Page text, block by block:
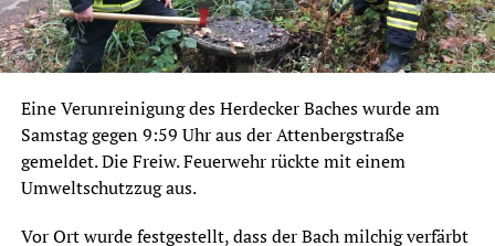
Eine Verunreinigung des Herdecker Baches wurde am
Samstag gegen 9:59 Uhr aus der Attenbergstraße
gemeldet. Die Freiw. Feuerwehr rückte mit einem
Umweltschutzzug aus.
Vor Ort wurde festgestellt, dass der Bach milchig verfärbt